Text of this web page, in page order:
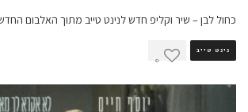
כחול לבן – שיר וקליפ חדש לנינט טייב מתוך האלבום החדש
נינט טייב
0